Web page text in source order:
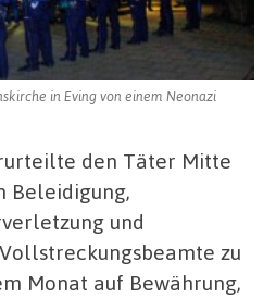
in Eving von einem Neonazi
den Täter Mitte
Beleidigung,
und
zu
Monat auf Bewährung,